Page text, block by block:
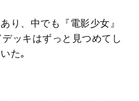
り、中でも『電影少女』
ッキはずっと見つめてし
た｡